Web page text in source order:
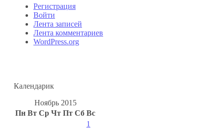
Регистрация
Войти
Лента записей
Лента комментариев
WordPress.org
Календарик
Ноябрь 2015
Пн Вт Ср Чт Пт Сб Вс
1